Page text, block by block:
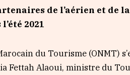
de l’aérien et de
2021
du Tourisme (ONMT)
Fettah Alaoui, ministre du